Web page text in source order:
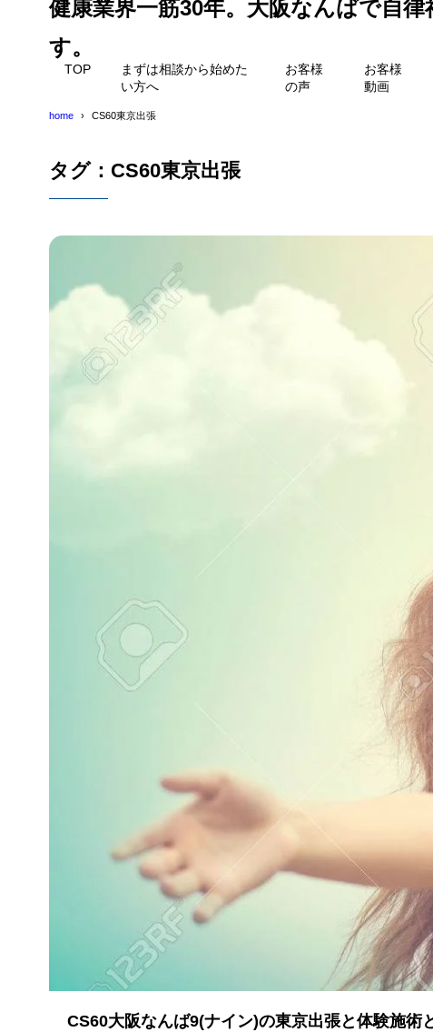
健康業界一筋30年。大阪なんばで自
す。
TOP
まずは相談から始めた
い方へ
お客様
の声
お客様
動画
home CS60東京出張
タグ：CS60東京出張
CS60大阪なんば9(ナイン)の東京出張と体験施術